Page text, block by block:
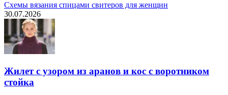
Схемы вязания спицами свитеров для женщин
30.07.2026
Жилет с узором из аранов и кос с воротником
стойка